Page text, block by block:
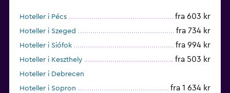
Hoteller i Pécs fra 603 kr
Hoteller i Szeged fra 734 kr
Hoteller i Siófok fra 994 kr
Hoteller i Keszthely fra 503 kr
Hoteller i Debrecen
Hoteller i Sopron
fra 1 634 kr